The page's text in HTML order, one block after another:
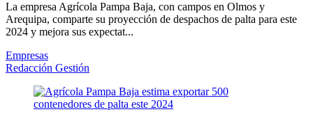
La empresa Agrícola Pampa Baja, con campos en Olmos y
Arequipa, comparte su proyección de despachos de palta para este
2024 y mejora sus expectat...
Empresas
Redacción Gestión